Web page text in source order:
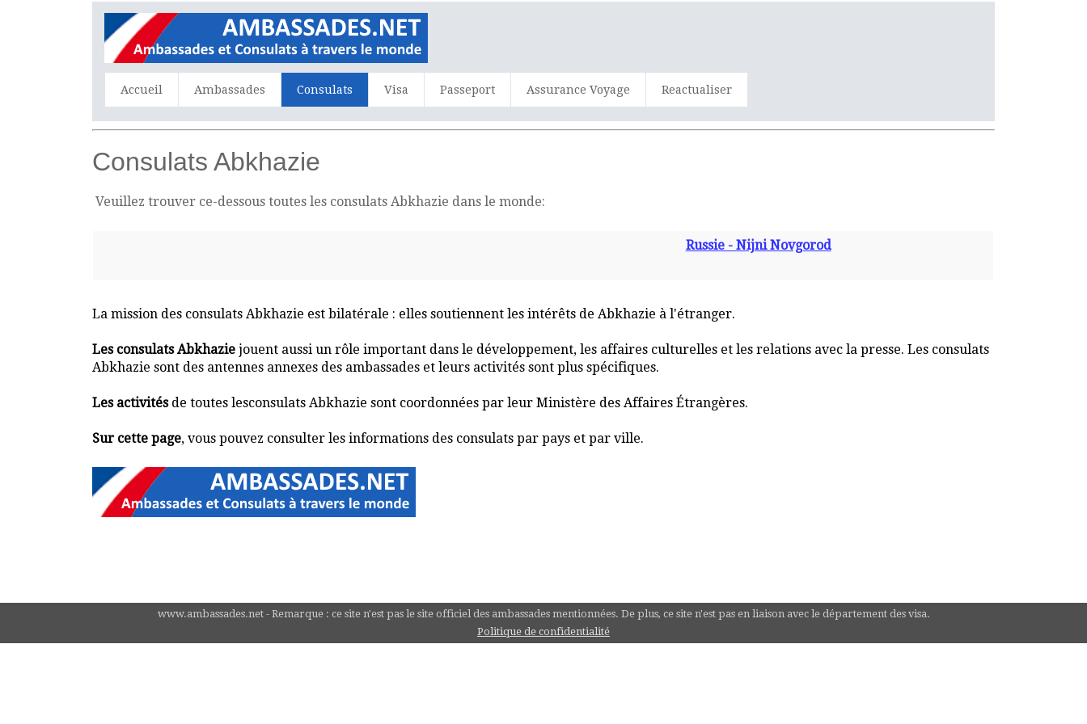
Accueil Ambassades Consulats Visa Passeport Assurance Voyage Reactualiser
Consulats Abkhazie
Veuillez trouver ce-dessous toutes les consulats Abkhazie dans le monde:
Russie - Nijni Novgorod
La mission des consulats Abkhazie est bilatérale : elles soutiennent les intérêts de Abkhazie à l'étranger.
Les consulats Abkhazie jouent aussi un rôle important dans le développement, les affaires culturelles et les relations avec la presse. Les consulats
Abkhazie sont des antennes annexes des ambassades et leurs activités sont plus spécifiques.
Les activitésde toutes lesconsulats Abkhazie sont coordonnées par leur Ministère des Affaires Étrangères.
Sur cette page, vous pouvez consulter les informations des consulats par pays et par ville.
www.ambassades.net - Remarque : ce site n'est pas le site officiel des ambassades mentionnées. De plus, ce site n'est pas en liaison avec le département des visa.
Politique de confidentialité